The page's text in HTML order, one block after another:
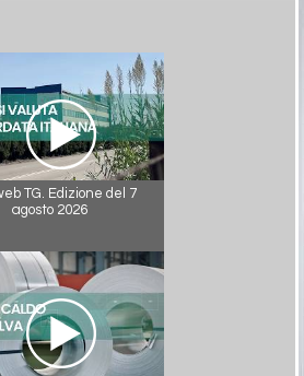
TG. Edizione del 7
agosto 2026